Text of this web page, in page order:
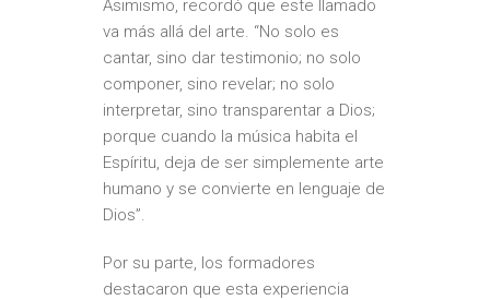
Asimismo, recordó que este llamado
va más allá del arte. “No solo es
cantar, sino dar testimonio; no solo
componer, sino revelar; no solo
interpretar, sino transparentar a Dios;
porque cuando la música habita el
Espíritu, deja de ser simplemente arte
humano y se convierte en lenguaje de
Dios”.
Por su parte, los formadores
destacaron que esta experiencia